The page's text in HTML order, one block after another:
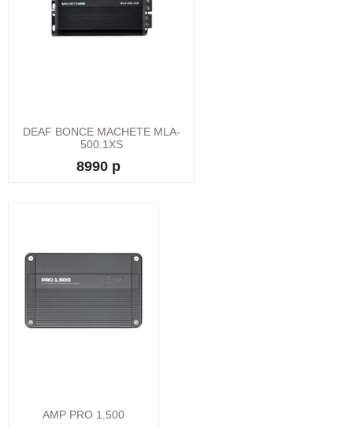
DEAF BONCE MACHETE MLA-
500.1XS
8990 р
AMP PRO 1.500